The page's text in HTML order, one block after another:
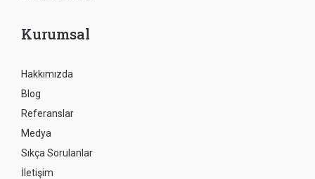
Kurumsal
Hakkımızda
Blog
Referanslar
Medya
Sıkça Sorulanlar
İletişim